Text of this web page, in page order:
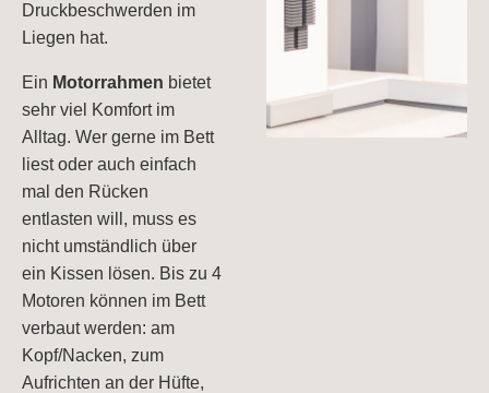
Druckbeschwerden im
Liegen hat.
Ein Motorrahmen bietet
sehr viel Komfort im
Alltag. Wer gerne im Bett
liest oder auch einfach
mal den Rücken
entlasten will, muss es
nicht umständlich über
ein Kissen lösen. Bis zu 4
Motoren können im Bett
verbaut werden: am
Kopf/Nacken, zum
Aufrichten an der Hüfte,